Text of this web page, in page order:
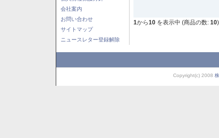
会社案内
お問い合わせ
サイトマップ
ニュースレター登録解除
1から10 を表示中 (商品の数: 10)
Copyright(c) 2008